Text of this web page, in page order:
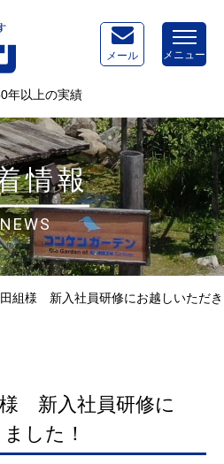
年以上の実績
メール メニュー
情報
NEWS
組様 新入社員研修にお越しいただき
新入社員研修に
した！